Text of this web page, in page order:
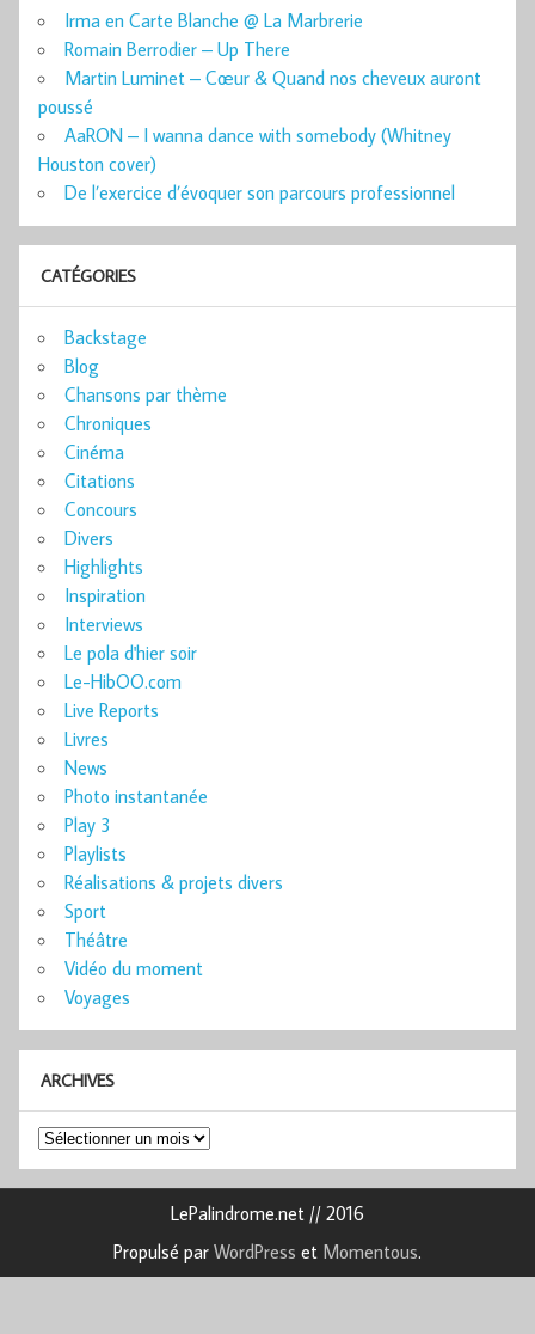
Irma en Carte Blanche @ La Marbrerie
Romain Berrodier – Up There
Martin Luminet – Cœur & Quand nos cheveux auront
poussé
AaRON – I wanna dance with somebody (Whitney
Houston cover)
De l’exercice d’évoquer son parcours professionnel
CATÉGORIES
Backstage
Blog
Chansons par thème
Chroniques
Cinéma
Citations
Concours
Divers
Highlights
Inspiration
Interviews
Le pola d'hier soir
Le-HibOO.com
Live Reports
Livres
News
Photo instantanée
Play 3
Playlists
Réalisations & projets divers
Sport
Théâtre
Vidéo du moment
Voyages
ARCHIVES
Archives
LePalindrome.net // 2016
Propulsé par WordPress et Momentous.